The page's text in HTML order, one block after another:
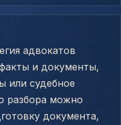
адвокатов
и документы,
или судебное
разбора можно
документа,